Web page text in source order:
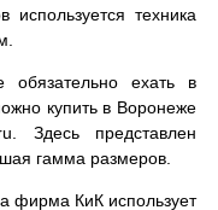
используется техника
ехать в
купить в Воронеже
Здесь представлен
гамма размеров.
фирма КиК использует